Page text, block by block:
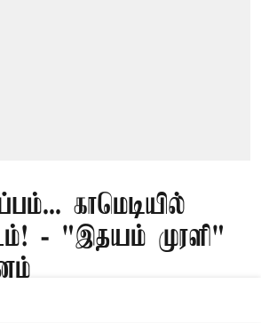
காமெடியில்
- "இதயம் முரளி"